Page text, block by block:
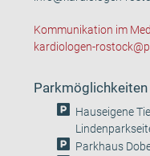
Kommunikation im
kardiologen-
Parkmöglichkeiten
Hauseigene
Parkhaus